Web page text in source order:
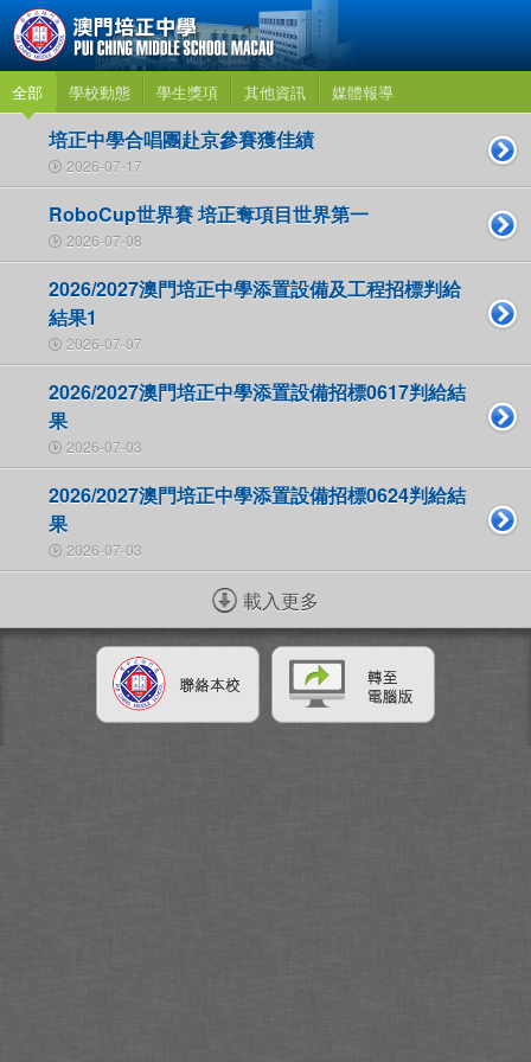
全部 學校動態 學生獎項 其他資訊 媒體報導
培正中學合唱團赴京參賽獲佳績
2026-07-17
RoboCup世界賽 培正奪項目世界第一
2026-07-08
2026/2027澳門培正中學添置設備及工程招標判給
結果1
2026-07-07
2026/2027澳門培正中學添置設備招標0617判給結
果
2026-07-03
2026/2027澳門培正中學添置設備招標0624判給結
果
2026-07-03
載入更多